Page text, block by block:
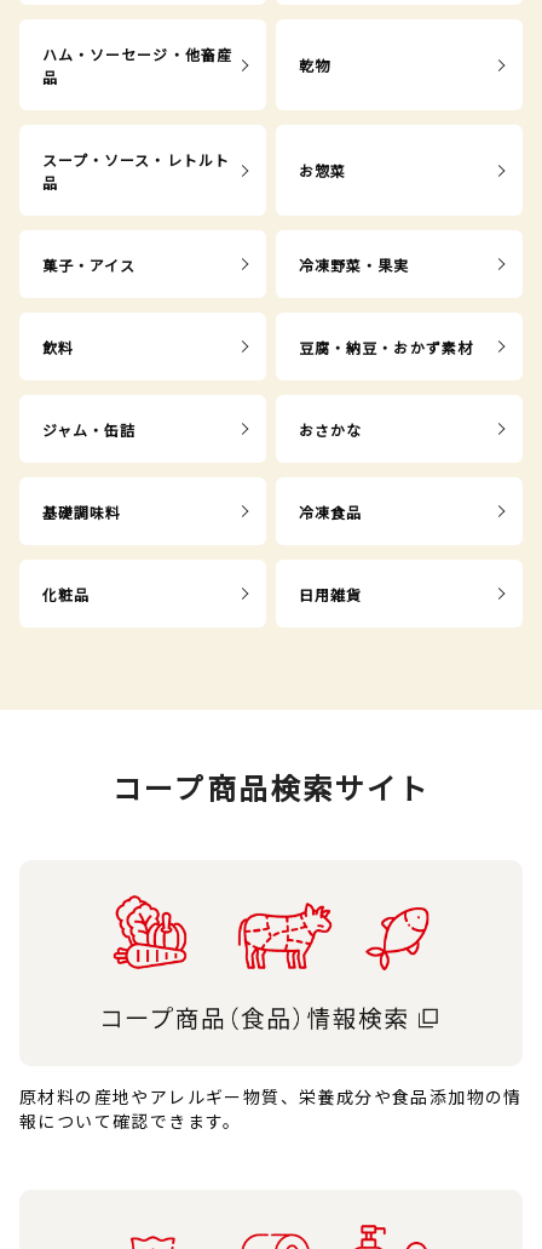
ハム・ソーセージ・他畜産
品
乾物
スープ・ソース・レトルト
品
お惣菜
菓子・アイス 冷凍野菜・果実
飲料 豆腐・納豆・おかず素材
ジャム・缶詰 おさかな
基礎調味料 冷凍食品
化粧品 日用雑貨
コープ商品検索サイト
原材料の産地やアレルギー物質、栄養成分や食品添加物の情
報について確認できます。